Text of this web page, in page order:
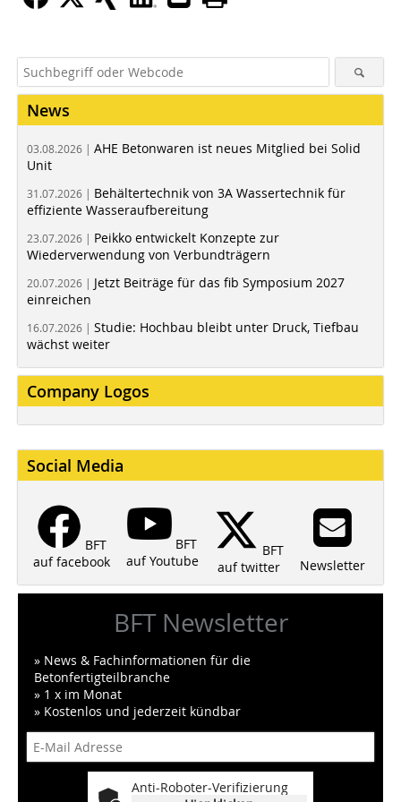
News
03.08.2026 | AHE Betonwaren ist neues Mitglied bei Solid
Unit
31.07.2026 | Behältertechnik von 3A Wassertechnik für
effiziente Wasseraufbereitung
23.07.2026 | Peikko entwickelt Konzepte zur
Wiederverwendung von Verbundträgern
20.07.2026 | Jetzt Beiträge für das fib Symposium 2027
einreichen
16.07.2026 | Studie: Hochbau bleibt unter Druck, Tiefbau
wächst weiter
Company Logos
Social Media
BFT
auf facebook
BFT
auf Youtube
BFT
auf twitter
Newsletter
BFT Newsletter
» News & Fachinformationen für die
Betonfertigteilbranche
» 1 x im Monat
» Kostenlos und jederzeit kündbar
Anti-Roboter-Verifizierung